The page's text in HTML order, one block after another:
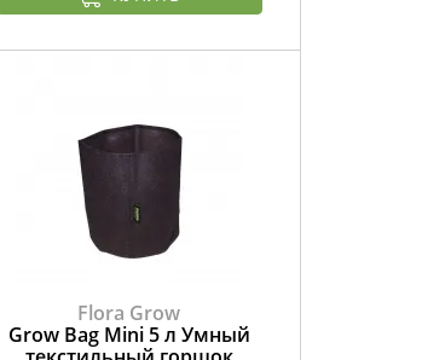
Flora Grow
Grow Bag Mini 5 л Умный